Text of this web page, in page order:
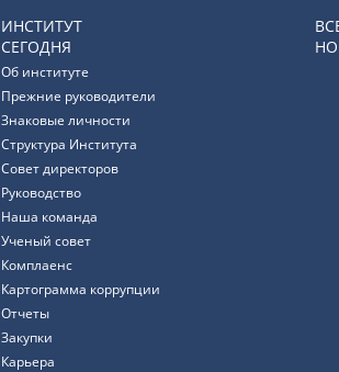
ИНСТИТУТ
СЕГОДНЯ
Об институте
Прежние руководители
Знаковые личности
Структура Института
Совет директоров
Руководство
Наша команда
Ученый совет
Комплаенс
Картограмма коррупции
Отчеты
Закупки
Карьера